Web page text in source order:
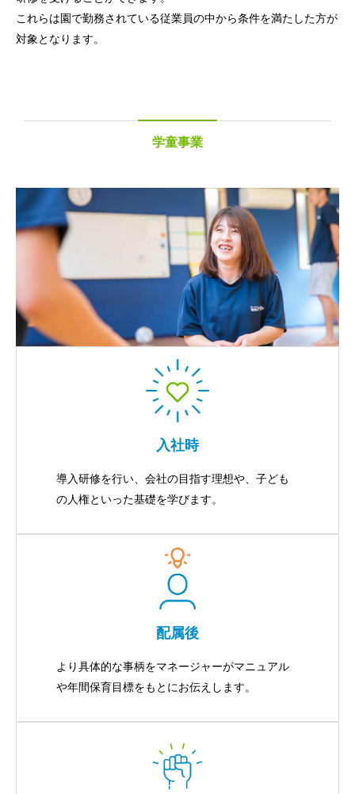
これらは園で勤務されている従業員の中から条件を満たした方が
対象となります。
学童事業
入社時
導入研修を行い、会社の目指す理想や、子ども
の人権といった基礎を学びます。
配属後
より具体的な事柄をマネージャーがマニュアル
や年間保育目標をもとにお伝えします。